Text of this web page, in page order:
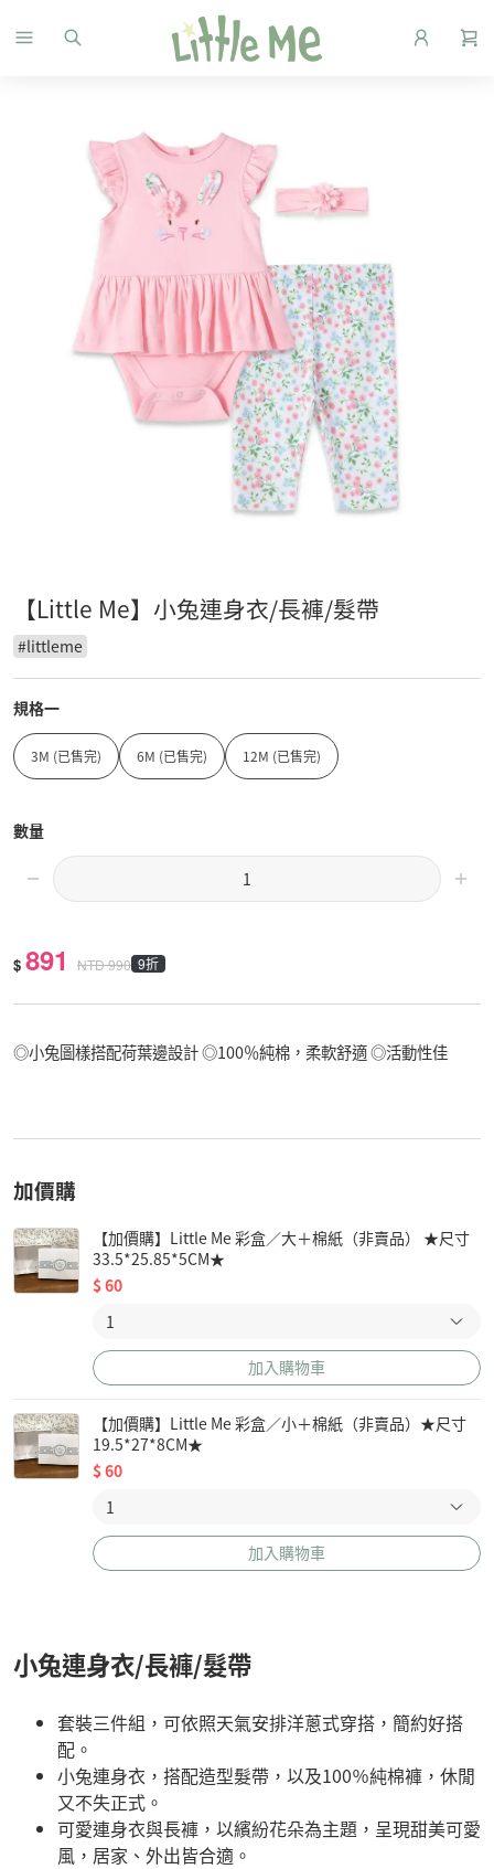
【Little Me】小兔連身衣/長褲/髮帶
#littleme
規格一
3M (已售完) 6M (已售完) 12M (已售完)
數量
$ 891 NTD990 9折
◎小兔圖樣搭配荷葉邊設計 ◎100％純棉，柔軟舒適 ◎活動性佳
加價購
【加價購】Little Me 彩盒／大＋棉紙（非賣品） ★尺寸
33.5*25.85*5CM★
$60
加入購物車
【加價購】Little Me 彩盒／小＋棉紙（非賣品）★尺寸
19.5*27*8CM★
$60
加入購物車
小兔連身衣/長褲/髮帶
套裝三件組，可依照天氣安排洋蔥式穿搭，簡約好搭
配。
小兔連身衣，搭配造型髮帶，以及100％純棉褲，休閒
又不失正式。
可愛連身衣與長褲，以繽紛花朵為主題，呈現甜美可愛
風，居家、外出皆合適。